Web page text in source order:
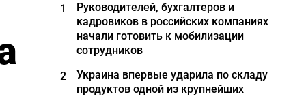
1
Руководителей, бухгалтеров и
кадровиков в российских компаниях
начали готовить к мобилизации
сотрудников
2
Украина впервые ударила по складу
продуктов одной из крупнейших